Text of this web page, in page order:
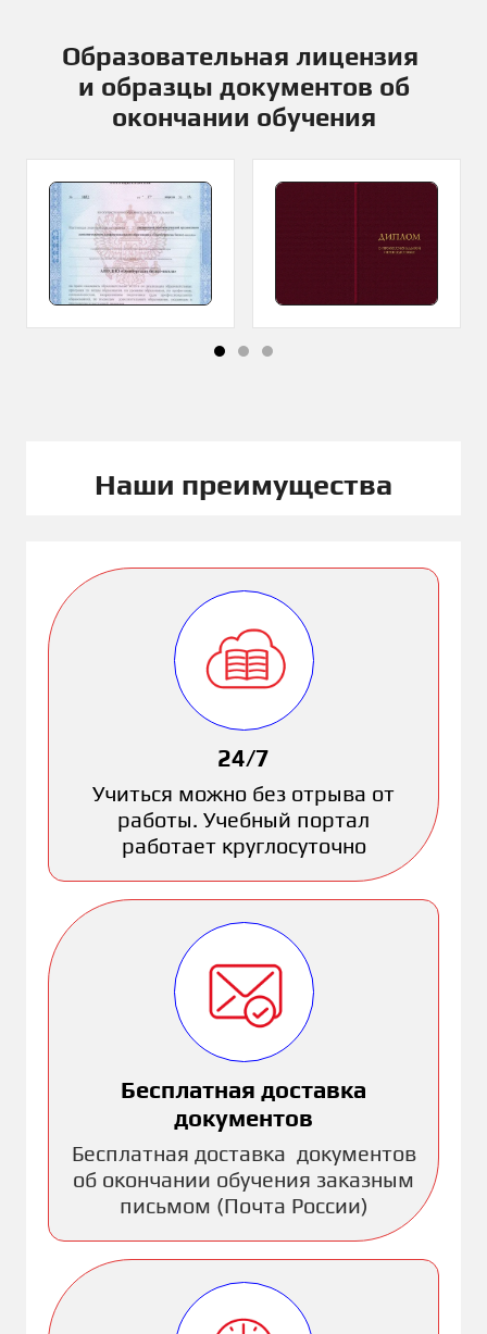
Образовательная лицензия
и образцы документов об
окончании обучения
Наши преимущества
24/7
Учиться можно без отрыва от
работы. Учебный портал
работает круглосуточно
Бесплатная доставка
документов
Бесплатная доставка документов
об окончании обучения заказным
письмом (Почта России)